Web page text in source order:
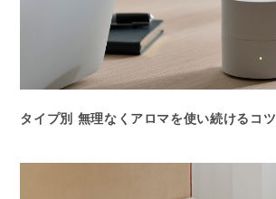
タイプ別 無理なくアロマを使い続けるコツ